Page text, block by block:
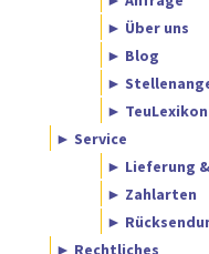
► Über uns
► Blog
►
► TeuLexikon
► Service
► Lieferung
► Zahlarten
►
► Rechtliches